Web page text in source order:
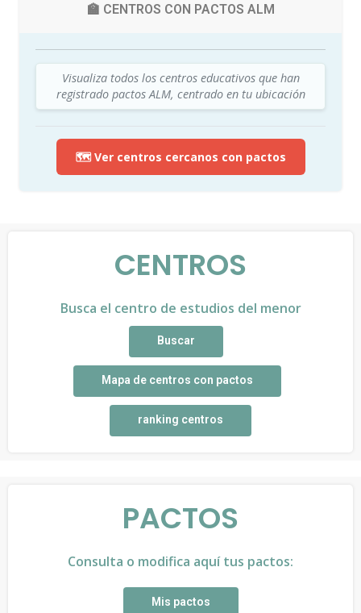
🏫 CENTROS CON PACTOS ALM
Visualiza todos los centros educativos que han
registrado pactos ALM, centrado en tu ubicación
🗺️ Ver centros cercanos con pactos
CENTROS
Busca el centro de estudios del menor
Buscar
Mapa de centros con pactos
ranking centros
PACTOS
Consulta o modifica aquí tus pactos:
Mis pactos